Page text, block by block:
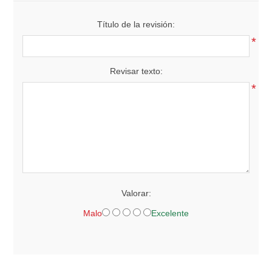
Título de la revisión:
*
Revisar texto:
*
Valorar:
Malo Excelente